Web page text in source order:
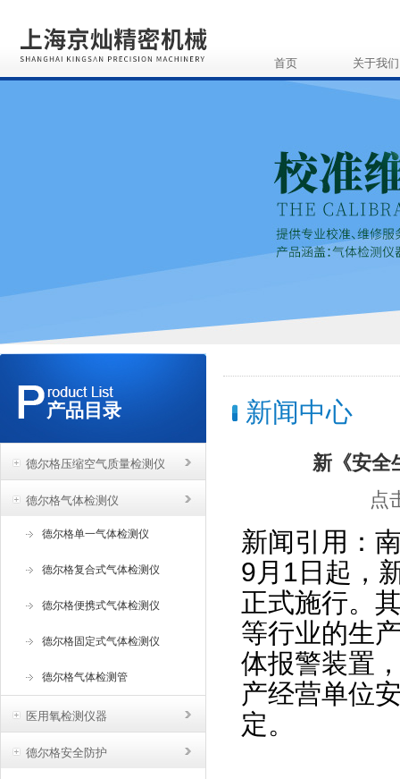
首页 关于我们
产品目录
德尔格压缩空气质量检测仪
德尔格气体检测仪
德尔格单一气体检测仪
德尔格复合式气体检测仪
德尔格便携式气体检测仪
德尔格固定式气体检测仪
德尔格气体检测管
医用氧检测仪器
德尔格安全防护
新闻中心
新《安全
点
新闻引用：
9月1日起，
正式施行。
等行业的生
体报警装置
产经营单位
定。